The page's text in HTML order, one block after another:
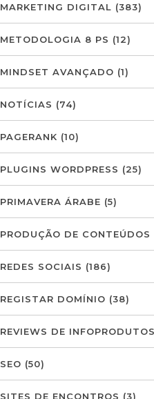
MARKETING DIGITAL (383)
METODOLOGIA 8 PS (12)
MINDSET AVANÇADO (1)
NOTÍCIAS (74)
PAGERANK (10)
PLUGINS WORDPRESS (25)
PRIMAVERA ÁRABE (5)
PRODUÇÃO DE
REDES SOCIAIS (186)
REGISTAR DOMÍNIO (38)
REVIEWS DE INFOPRODUTOS
SEO (50)
SITES DE ENCONTROS (3)